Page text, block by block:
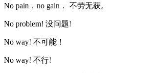
No pain，no gain． 不劳无获。
No problem! 没问题!
No way! 不可能！
No way! 不行!